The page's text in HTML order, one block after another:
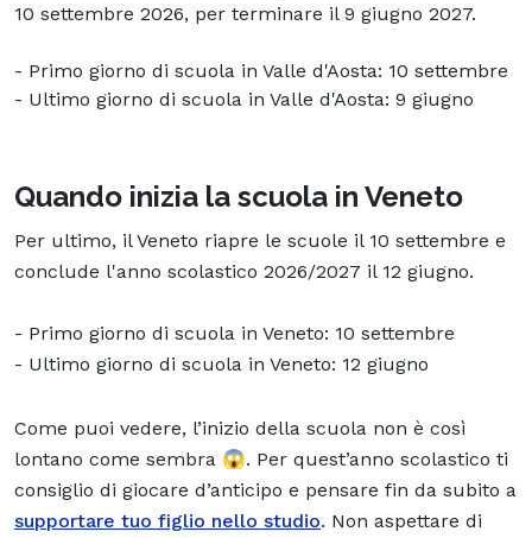
10 settembre 2026, per terminare il 9 giugno 2027.
- Primo giorno di scuola in Valle d'Aosta: 10 settembre
- Ultimo giorno di scuola in Valle d'Aosta: 9 giugno
Quando inizia la scuola in Veneto
Per ultimo, il Veneto riapre le scuole il 10 settembre e
conclude l'anno scolastico 2026/2027 il 12 giugno.
- Primo giorno di scuola in Veneto: 10 settembre
- Ultimo giorno di scuola in Veneto: 12 giugno
Come puoi vedere, l’inizio della scuola non è così
lontano come sembra 😱. Per quest’anno scolastico ti
consiglio di giocare d’anticipo e pensare fin da subito a
supportare tuo figlio nello studio. Non aspettare di